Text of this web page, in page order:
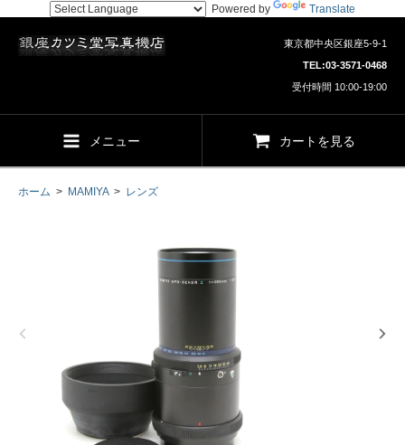
Powered by Translate
東京都中央区銀座5-9-1
TEL:03-3571-0468
受付時間 10:00-19:00
メニュー カートを見る
ホーム > MAMIYA> レンズ